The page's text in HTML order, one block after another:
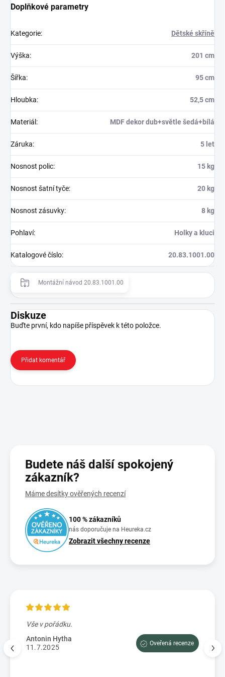
Doplňkové parametry
Kategorie: Dětské skříně
Výška: 201 cm
Šířka: 95 cm
Hloubka: 52,5 cm
Materiál : MDF dekor dub+světle šedá+bílá
Záruka: 5 let
Nosnost polic: 15 kg
Nosnost šatní tyče: 20 kg
Nosnost zásuvky: 8 kg
Pohlaví: Holky a kluci
Katalogové číslo: 20.83.1001.00
Montážní návod 20.83.1001.00
Diskuze
Buďte první, kdo napíše příspěvek k této položce.
Přidat komentář
Budete náš další spokojený
zákazník?
Máme desítky ověřených recenzí
100 % zákazníků
nás doporučuje na Heureka.cz
Zobrazit všechny recenze
Vše v pořádku.
Antonin Hytha
11.7.2025
Oveřená recenze